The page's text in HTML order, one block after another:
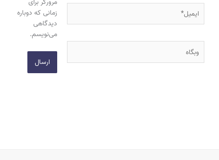
مرورگر برای
زمانی که دوباره
دیدگاهی
می‌نویسم.